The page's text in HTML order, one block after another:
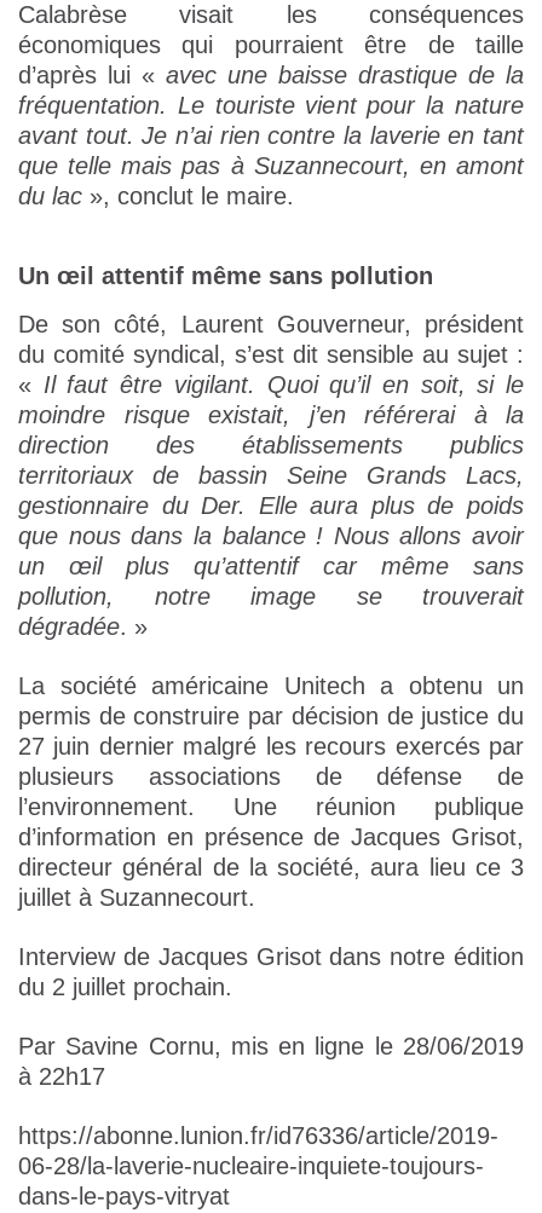
Calabrèse visait les conséquences
économiques qui pourraient être de taille
d’après lui « avec une baisse drastique de la
fréquentation. Le touriste vient pour la nature
avant tout. Je n’ai rien contre la laverie en tant
que telle mais pas à Suzannecourt, en amont
du lac », conclut le maire.
Un œil attentif même sans pollution
De son côté, Laurent Gouverneur, président
du comité syndical, s’est dit sensible au sujet :
« Il faut être vigilant. Quoi qu’il en soit, si le
moindre risque existait, j’en référerai à la
direction des établissements publics
territoriaux de bassin Seine Grands Lacs,
gestionnaire du Der. Elle aura plus de poids
que nous dans la balance ! Nous allons avoir
un œil plus qu’attentif car même sans
pollution, notre image se trouverait
dégradée. »
La société américaine Unitech a obtenu un
permis de construire par décision de justice du
27 juin dernier malgré les recours exercés par
plusieurs associations de défense de
l’environnement. Une réunion publique
d’information en présence de Jacques Grisot,
directeur général de la société, aura lieu ce 3
juillet à Suzannecourt.
Interview de Jacques Grisot dans notre édition
du 2 juillet prochain.
Par Savine Cornu, mis en ligne le 28/06/2019
à 22h17
https://abonne.lunion.fr/id76336/article/2019-
06-28/la-laverie-nucleaire-inquiete-toujours-
dans-le-pays-vitryat